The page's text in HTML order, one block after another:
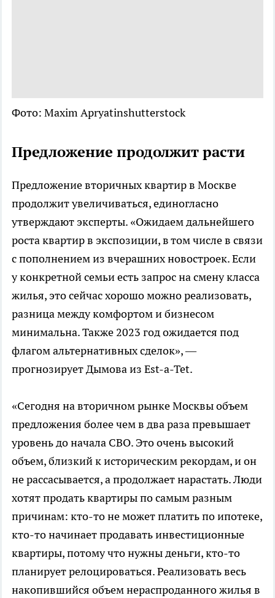
Фото: Maxim Apryatinshutterstock
Предложение продолжит расти
Предложение вторичных квартир в Москве
продолжит увеличиваться, единогласно
утверждают эксперты. «Ожидаем дальнейшего
роста квартир в экспозиции, в том числе в связи
с пополнением из вчерашних новостроек. Если
у конкретной семьи есть запрос на смену класса
жилья, это сейчас хорошо можно реализовать,
разница между комфортом и бизнесом
минимальна. Также 2023 год ожидается под
флагом альтернативных сделок», —
прогнозирует Дымова из Est-a-Tet.
«Сегодня на вторичном рынке Москвы объем
предложения более чем в два раза превышает
уровень до начала СВО. Это очень высокий
объем, близкий к историческим рекордам, и он
не рассасывается, а продолжает нарастать. Люди
хотят продать квартиры по самым разным
причинам: кто-то не может платить по ипотеке,
кто-то начинает продавать инвестиционные
квартиры, потому что нужны деньги, кто-то
планирует релоцироваться. Реализовать весь
накопившийся объем нераспроданного жилья в